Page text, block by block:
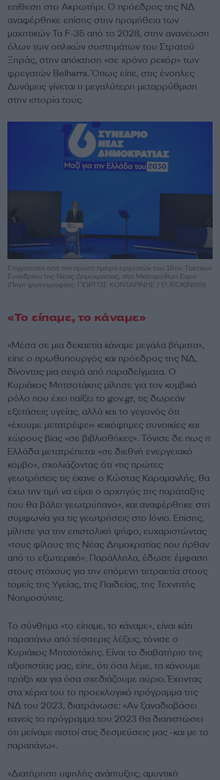
επίθεση στο Ακρωτήρι. Ο πρόεδρος της ΝΔ
αναφέρθηκε επίσης στην προμήθεια των
μαχητικών Τα F-35 από το 2028, στην ανανέωση
όλων των οπλικών συστημάτων του Στρατού
Ξηράς, στην απόκτηση «σε χρόνο ρεκόρ» των
φρεγατών Belharra. Όπως είπε, στις ένοπλες
Δυνάμεις γίνεται η μεγαλύτερη μεταρρύθμιση
στην ιστορία τους.
Στιγμιότυπο από την πρώτη ημέρα εργασιών του 16ου Τακτικού
Συνεδρίου της Νέας Δημοκρατίας, στο Metropolitan Expo
(Πηγή φωτογραφίας: ΓΙΩΡΓΟΣ ΚΟΝΤΑΡΙΝΗΣ / EUROKINISSI)
«Το είπαμε, το κάναμε»
«Μέσα σε μια δεκαετία κάναμε μεγάλα βήματα»,
είπε ο πρωθυπουργός και πρόεδρος της ΝΔ,
δίνοντας μια σειρά από παραδείγματα. Ο
Κυριάκος Μητσοτάκης μίλησε για τον κομβικό
ρόλο που έχει παίξει το gov.gr, τις δωρεάν
εξετάσεις υγείας, αλλά και το γεγονός ότι
«έχουμε μετατρέψει» κακόφημες συνοικίες και
χώρους βίας «σε βιβλιοθήκες». Τόνισε δε πως η
Ελλάδα μετατρέπεται «σε διεθνή ενεργειακό
κόμβο», σχολιάζοντας ότι «τις πρώτες
γεωτρήσεις τις έκανε ο Κώστας Καραμανλής, θα
έχω την τιμή να είμαι ο αρχηγός της παράταξης
που θα βάλει γεωτρύπανο», και αναφέρθηκε στη
συμφωνία για τις γεωτρήσεις στο Ιόνιο. Επίσης,
μίλησε για την επιστολική ψήφο, ευχαριστώντας
«τους φίλους της Νέας Δημοκρατίας που ήρθαν
από το εξωτερικό». Παράλληλα, έδωσε έμφαση
στους στόχους για την επόμενη τετραετία στους
τομείς της Υγείας, της Παιδείας, της Τεχνητής
Νοημοσύνης.
Το σύνθημα «το είπαμε, το κάναμε», είναι κάτι
παραπάνω από τέσσερις λέξεις, τόνισε ο
Κυριάκος Μητσοτάκης. Είναι το διαβατήριο της
αξιοπιστίας μας, είπε, ότι όσα λέμε, τα κάνουμε
πράξη και για όσα σχεδιάζουμε αύριο. Έχοντας
στα χέρια του το προεκλογικό πρόγραμμα της
ΝΔ του 2023, διατράνωσε: «Αν ξαναδιαβάσει
κανείς το πρόγραμμα του 2023 θα διαπιστώσει
ότι μείναμε πιστοί στις δεσμεύσεις μας -και με το
παραπάνω».
«Διατήρηση υψηλής ανάπτυξης, αμυντική